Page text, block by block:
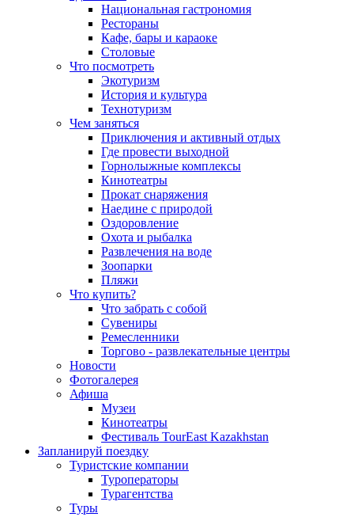
Национальная гастрономия
Рестораны
Кафе, бары и караоке
Столовые
Что посмотреть
Экотуризм
История и культура
Технотуризм
Чем заняться
Приключения и активный отдых
Где провести выходной
Горнолыжные комплексы
Кинотеатры
Прокат снаряжения
Наедине с природой
Оздоровление
Охота и рыбалка
Развлечения на воде
Зоопарки
Пляжи
Что купить?
Что забрать с собой
Сувениры
Ремесленники
Торгово - развлекательные центры
Новости
Фотогалерея
Афиша
Музеи
Кинотеатры
Фестиваль TourEast Kazakhstan
Запланируй поездку
Туристские компании
Туроператоры
Турагентства
Туры